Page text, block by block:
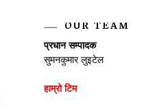
OUR TEAM
प्रधान सम्पादक
सुमनकुमार लुइटेल
हाम्रो टिम